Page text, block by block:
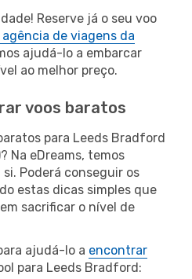
Reserve já o seu voo
agência de viagens da
ajudá-lo a embarcar
ao melhor preço.
voos baratos
para Leeds Bradford
Na eDreams, temos
Poderá conseguir os
estas dicas simples que
sacrificar o nível de
ajudá-lo a encontrar
para Leeds Bradford: